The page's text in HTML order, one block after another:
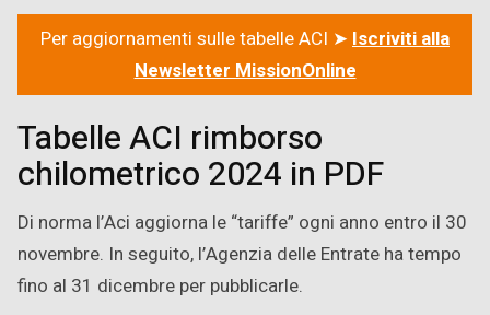
Per aggiornamenti sulle tabelle ACI ➤ Iscriviti alla
Newsletter MissionOnline
Tabelle ACI rimborso
chilometrico 2024 in PDF
Di norma l’Aci aggiorna le “tariffe” ogni anno entro il 30
novembre. In seguito, l’Agenzia delle Entrate ha tempo
fino al 31 dicembre per pubblicarle.